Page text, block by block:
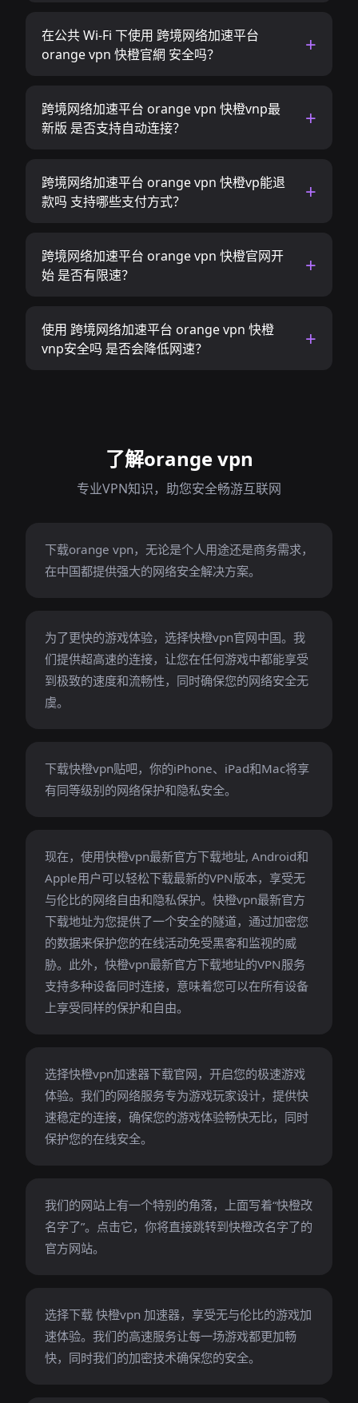
在公共 Wi-Fi 下使用 跨境网络加速平台
orange vpn 快橙官網 安全吗？
跨境网络加速平台 orange vpn 快橙vnp最
新版 是否支持自动连接？
跨境网络加速平台 orange vpn 快橙vp能退
款吗 支持哪些支付方式？
跨境网络加速平台 orange vpn 快橙官网开
始 是否有限速？
使用 跨境网络加速平台 orange vpn 快橙
vnp安全吗 是否会降低网速？
了解orange vpn
专业VPN知识，助您安全畅游互联网
下载orange vpn，无论是个人用途还是商务需求，
在中国都提供强大的网络安全解决方案。
为了更快的游戏体验，选择快橙vpn官网中国。我
们提供超高速的连接，让您在任何游戏中都能享受
到极致的速度和流畅性，同时确保您的网络安全无
虞。
下载快橙vpn贴吧，你的iPhone、iPad和Mac将享
有同等级别的网络保护和隐私安全。
现在，使用快橙vpn最新官方下载地址, Android和
Apple用户可以轻松下载最新的VPN版本，享受无
与伦比的网络自由和隐私保护。快橙vpn最新官方
下载地址为您提供了一个安全的隧道，通过加密您
的数据来保护您的在线活动免受黑客和监视的威
胁。此外，快橙vpn最新官方下载地址的VPN服务
支持多种设备同时连接，意味着您可以在所有设备
上享受同样的保护和自由。
选择快橙vpn加速器下载官网，开启您的极速游戏
体验。我们的网络服务专为游戏玩家设计，提供快
速稳定的连接，确保您的游戏体验畅快无比，同时
保护您的在线安全。
我们的网站上有一个特别的角落，上面写着“快橙改
名字了”。点击它，你将直接跳转到快橙改名字了的
官方网站。
选择下载 快橙vpn 加速器，享受无与伦比的游戏加
速体验。我们的高速服务让每一场游戏都更加畅
快，同时我们的加密技术确保您的安全。